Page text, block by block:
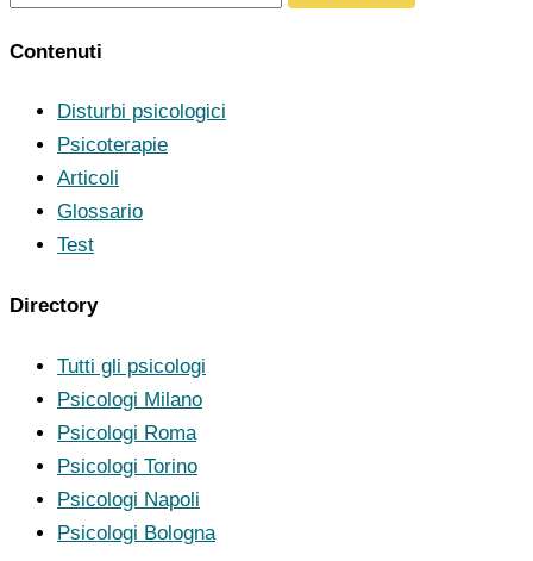
Contenuti
Disturbi psicologici
Psicoterapie
Articoli
Glossario
Test
Directory
Tutti gli psicologi
Psicologi Milano
Psicologi Roma
Psicologi Torino
Psicologi Napoli
Psicologi Bologna